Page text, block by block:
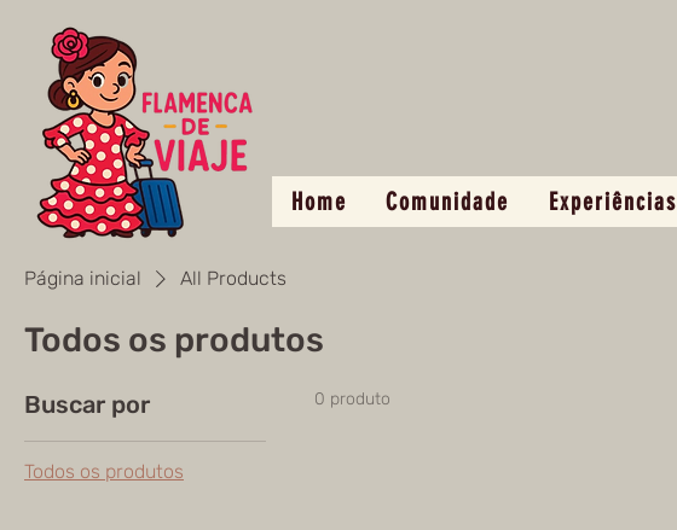
Home Comunidade Experiências
Página inicial All Products
Todos os produtos
Buscar por
Todos os produtos
0 produto